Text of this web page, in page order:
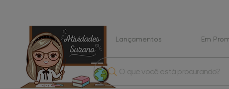
Lançamentos Em
O que você está procurando?